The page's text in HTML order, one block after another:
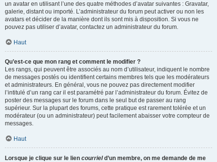
un avatar en utilisant l’une des quatre méthodes d’avatar suivantes : Gravatar,
galerie, distant ou importé. L’administrateur du forum peut activer ou non les
avatars et décider de la manière dont ils sont mis à disposition. Si vous ne
pouvez pas utiliser d’avatar, contactez un administrateur du forum.
Haut
Qu’est-ce que mon rang et comment le modifier ?
Les rangs, qui peuvent être associés au nom d’utilisateur, indiquent le nombre
de messages postés ou identifient certains membres tels que les modérateurs
et administrateurs. En général, vous ne pouvez pas directement modifier
l’intitulé d’un rang car il est paramétré par l’administrateur du forum. Évitez de
poster des messages sur le forum dans le seul but de passer au rang
supérieur. Sur la plupart des forums, cette pratique est rarement tolérée et un
modérateur (ou un administrateur) peut facilement abaisser votre compteur de
messages.
Haut
Lorsque je clique sur le lien courrield’un membre, on me demande de me